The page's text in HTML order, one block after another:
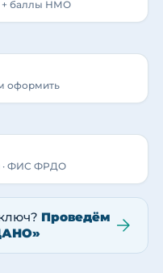
+ баллы НМО
оформить
· ФИС ФРДО
Проведём